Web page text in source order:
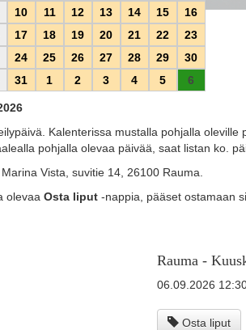
10 11 12 13 14 15
16
17 18 19 20 21 22
23
24 25 26 27 28 29
30
31 1 2 3 4 5 6
Kalenterissa mustalla pohjalla oleville
pohjalla olevaa päivää, saat listan ko.
Vista, suvitie 14, 26100 Rauma.
olevaa Osta liput -nappia, pääset ostamaan
Rauma -
06.09.2026
Osta liput